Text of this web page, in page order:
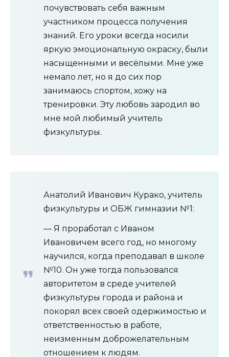
почувствовать себя важным
участником процесса получения
знаний. Его уроки всегда носили
яркую эмоциональную окраску, были
насыщенными и весёлыми. Мне уже
немало лет, но я до сих пор
занимаюсь спортом, хожу на
тренировки. Эту любовь зародил во
мне мой любимый учитель
физкультуры.
Анатолий Иванович Курако, учитель
физкультуры и ОБЖ гимназии №1:
— Я проработал с Иваном
Ивановичем всего год, но многому
научился, когда преподавал в школе
№10. Он уже тогда пользовался
авторитетом в среде учителей
физкультуры города и района и
покорял всех своей одержимостью и
ответственностью в работе,
неизменным доброжелательным
отношением к людям.